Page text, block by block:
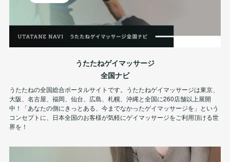
うたたねゲイマッサージ
全国ナビ
うたたねの全国総合ポータルサイトです。うたたねゲイマッサージは東京、
大阪、名古屋、福岡、仙台、広島、札幌、沖縄と全国に260店舗以上展開
中！「あなたの側にきっとある、今までなかったゲイマッサージを」という
コンセプトに、日本全国のお客様が気軽にゲイマッサージをご利用頂ける世
界を！